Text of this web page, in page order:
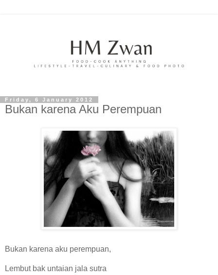
Friday, 6 January 2012
Bukan karena Aku Perempuan
Bukan karena aku perempuan,
Lembut bak untaian jala sutra